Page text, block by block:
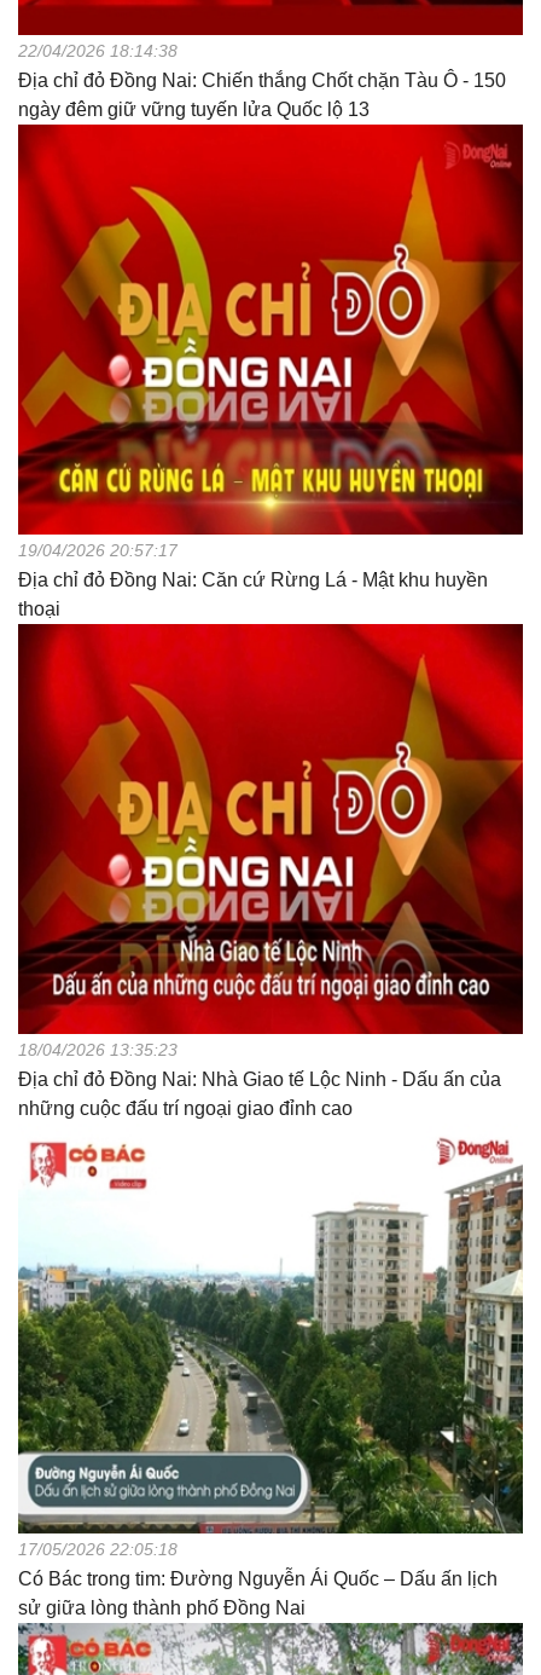
22/04/2026 18:14:38
Địa chỉ đỏ Đồng Nai: Chiến thắng Chốt chặn Tàu Ô - 150
ngày đêm giữ vững tuyến lửa Quốc lộ 13
19/04/2026 20:57:17
Địa chỉ đỏ Đồng Nai: Căn cứ Rừng Lá - Mật khu huyền
thoại
18/04/2026 13:35:23
Địa chỉ đỏ Đồng Nai: Nhà Giao tế Lộc Ninh - Dấu ấn của
những cuộc đấu trí ngoại giao đỉnh cao
17/05/2026 22:05:18
Có Bác trong tim: Đường Nguyễn Ái Quốc – Dấu ấn lịch
sử giữa lòng thành phố Đồng Nai